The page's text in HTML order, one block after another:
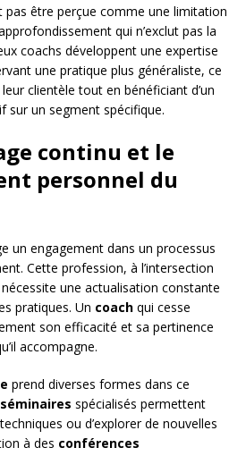
pas être perçue comme une limitation
qui n’exclut pas la
coachs développent une expertise
une pratique plus généraliste, ce
clientèle tout en bénéficiant d’un
sur un segment spécifique.
continu et le
personnel du
un engagement dans un processus
Cette profession, à l’intersection
une actualisation constante
pratiques. Un coach qui cesse
son efficacité et sa pertinence
accompagne.
prend diverses formes dans ce
séminaires spécialisés permettent
ou d’explorer de nouvelles
à des conférences